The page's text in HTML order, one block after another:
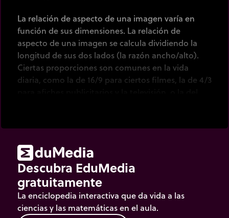
La relación de aspecto de una imagen varía en
función de sus dimensiones. La relación de
aspecto de una imagen se calcula dividiendo la
longitud de sus dos lados (la razón ancho/alto).
Ciertas proporciones son comunes en la vida
diaria, como la de 16/9 para ciertos filmes, la de 4/3
Descubra EduMedia
gratuitamente
La enciclopedia interactiva que da vida a las
ciencias y las matemáticas en el aula.